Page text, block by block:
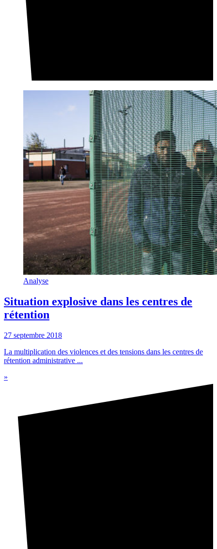
Analyse
Situation explosive dans les centres de
rétention
27 septembre 2018
La multiplication des violences et des tensions dans les centres de
rétention administrative ...
»